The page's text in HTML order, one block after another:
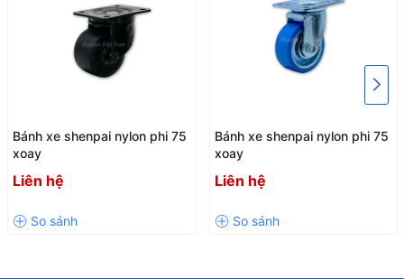
Bánh xe shenpai nylon phi 75
xoay
Liên hệ
Bánh xe shenpai nylon phi 75
xoay
Liên hệ